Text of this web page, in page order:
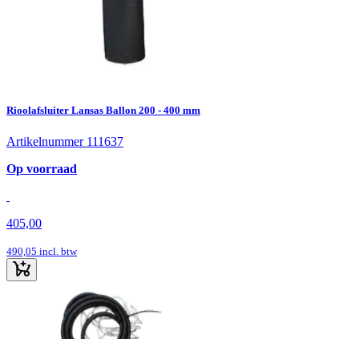
Rioolafsluiter Lansas Ballon 200 - 400 mm
Artikelnummer 111637
Op voorraad
405,00
490,05 incl. btw